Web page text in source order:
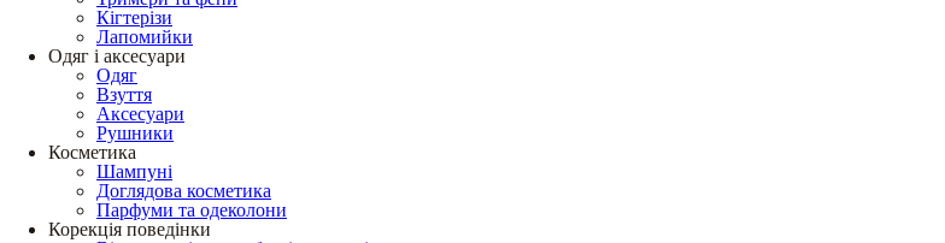
Кігтерізи
Лапомийки
Одяг і аксесуари
Одяг
Взуття
Аксесуари
Рушники
Косметика
Шампуні
Доглядова косметика
Парфуми та одеколони
Корекція поведінки